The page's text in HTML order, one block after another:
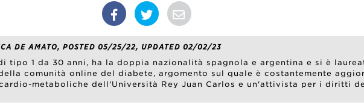
DE AMATO, POSTED 05/25/22, UPDATED 02/02/23
tipo 1 da 30 anni, ha la doppia nazionalità spagnola e argentina e si è
comunità online del diabete, argomento sul quale è costantemente
metaboliche dell'Università Rey Juan Carlos e un'attivista per i diritti